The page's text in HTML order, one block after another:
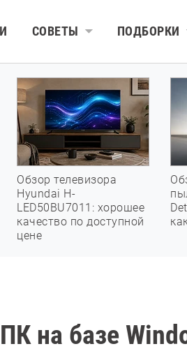
СОВЕТЫ ПОДБОРКИ
Обзор телевизора
Hyundai H-
LED50BU7011: хорошее
качество по доступной
цене
на базе